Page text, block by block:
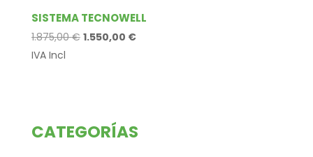
SISTEMA TECNOWELL
1.875,00€ El
1.550,00 €El
IVA Incl
CATEGORÍAS